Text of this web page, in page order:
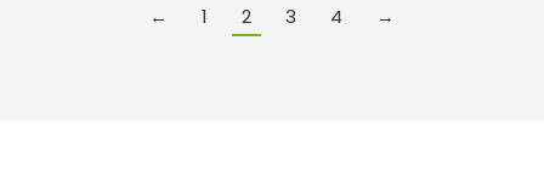
← 1 2 3 4 →